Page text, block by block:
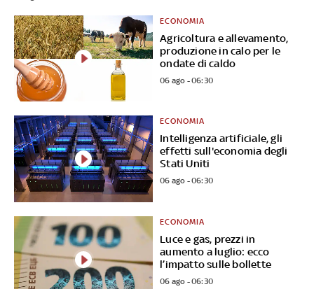
Agricoltura e allevamento,
produzione in calo per le
ondate di caldo
ECONOMIA
06 ago - 06:30
Intelligenza artificiale, gli
effetti sull'economia degli
Stati Uniti
ECONOMIA
06 ago - 06:30
Luce e gas, prezzi in
aumento a luglio: ecco
l’impatto sulle bollette
ECONOMIA
06 ago - 06:30